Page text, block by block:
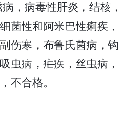
，病毒性肝炎，结核，
菌性和阿米巴性痢疾，
伤寒，布鲁氏菌病，钩
虫病，疟疾，丝虫病，
不合格。